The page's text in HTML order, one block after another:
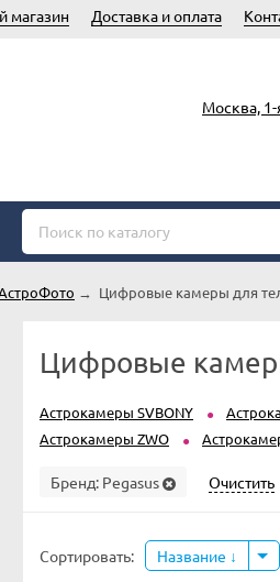
магазин Доставка и оплата
Москва,
→ Цифровые камеры для
Цифровые
Астрокамеры SVBONY
Астрокамеры ZWO
Бренд: Pegasus Очистить
Сортировать: Название